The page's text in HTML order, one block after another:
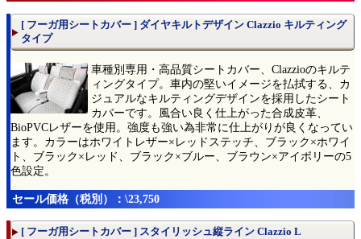
[ フーガ用シートカバー ] ダイヤキルトデザイン Clazzio キルティング
タイプ
車種別専用・高品質シートカバー、Clazzioのキルテ
ィングタイプ。車内の堅いイメージを払拭する、カ
ジュアルなキルティングデザインを採用したシート
カバーです。風合い良く仕上がった合成皮革、
BioPVCレザーを使用。強度も強い為非常に仕上がりが良くなってい
ます。カラーはホワイトレザー×レッドステッチ、ブラック×ホワイ
ト、ブラック×レッド、ブラック×ブルー、ブラウン×アイボリーの5
色設定。
セール価格（税別）：\23,750
[ フーガ用シートカバー ] スタイリッシュ縦ライン Clazzio L